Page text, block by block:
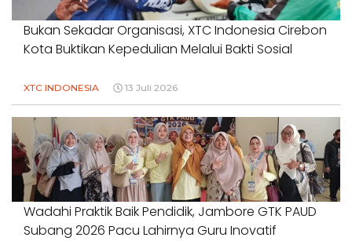
Bukan Sekadar Organisasi, XTC Indonesia Cirebon
Kota Buktikan Kepedulian Melalui Bakti Sosial
XTC INDONESIA 13 Juli 2026
Wadahi Praktik Baik Pendidik, Jambore GTK PAUD
Subang 2026 Pacu Lahirnya Guru Inovatif